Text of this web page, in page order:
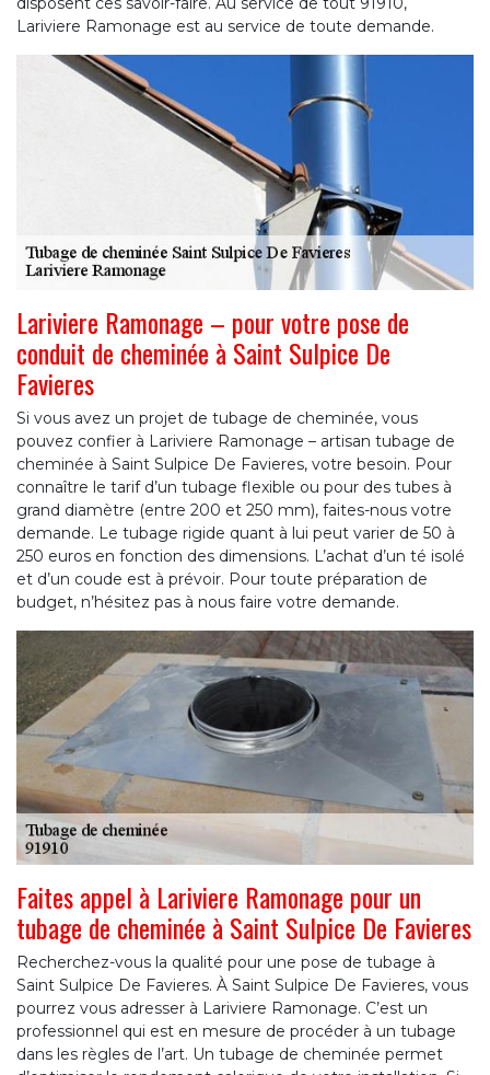
Lariviere Ramonage est au service de toute demande.
Lariviere Ramonage – pour votre pose de
conduit de cheminée à Saint Sulpice De
Favieres
Si vous avez un projet de tubage de cheminée, vous
pouvez confier à Lariviere Ramonage – artisan tubage de
cheminée à Saint Sulpice De Favieres, votre besoin. Pour
connaître le tarif d’un tubage flexible ou pour des tubes à
grand diamètre (entre 200 et 250 mm), faites-nous votre
demande. Le tubage rigide quant à lui peut varier de 50 à
250 euros en fonction des dimensions. L’achat d’un té isolé
et d’un coude est à prévoir. Pour toute préparation de
budget, n’hésitez pas à nous faire votre demande.
Faites appel à Lariviere Ramonage pour un
tubage de cheminée à Saint Sulpice De Favieres
Recherchez-vous la qualité pour une pose de tubage à
Saint Sulpice De Favieres. À Saint Sulpice De Favieres, vous
pourrez vous adresser à Lariviere Ramonage. C’est un
professionnel qui est en mesure de procéder à un tubage
dans les règles de l’art. Un tubage de cheminée permet